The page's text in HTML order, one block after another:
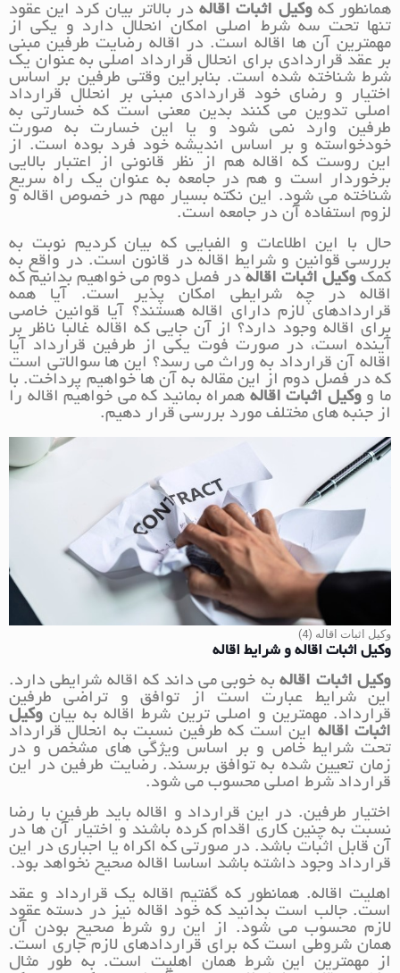
همانطور کهوکیل اثبات اقالهدر بالاتر بیان کرد این عقود
تنها تحت سه شرط اصلی امکان انحلال دارد و یکی از
مهمترین آن ها اقاله است. در اقاله رضایت طرفین مبنی
بر عقد قراردادی برای انحلال قرارداد اصلی به عنوان یک
شرط شناخته شده است. بنابراین وقتی طرفین بر اساس
اختیار و رضای خود قراردادی مبنی بر انحلال قرارداد
اصلی تدوین می کنند بدین معنی است که خسارتی به
طرفین وارد نمی شود و یا این خسارت به صورت
خودخواسته و بر اساس اندیشه خود فرد بوده است. از
این روست که اقاله هم از نظر قانونی از اعتبار بالایی
برخوردار است و هم در جامعه به عنوان یک راه سریع
شناخته می شود. این نکته بسیار مهم در خصوص اقاله و
لزوم استفاده آن در جامعه است.
حال با این اطلاعات و الفبایی که بیان کردیم نوبت به
بررسی قوانین و شرایط اقاله در قانون است. در واقع به
کمکوکیل اثبات اقاله در فصل دوم می خواهیم بدانیم که
اقاله در چه شرایطی امکان پذیر است. آیا همه
قراردادهای لازم دارای اقاله هستند؟ آیا قوانین خاصی
برای اقاله وجود دارد؟ از آن جایی که اقاله غالبا ناظر بر
آینده است، در صورت فوت یکی از طرفین قرارداد آیا
اقاله آن قرارداد به وراث می رسد؟ این ها سوالاتی است
که در فصل دوم از این مقاله به آن ها خواهیم پرداخت. با
ما ووکیل اثبات اقاله همراه بمانید که می خواهیم اقاله را
از جنبه های مختلف مورد بررسی قرار دهیم.
وکیل اثبات اقاله (4)
وکیل اثبات اقاله و شرایط اقاله
وکیل اثبات اقالهبه خوبی می داند که اقاله شرایطی دارد.
این شرایط عبارت است از توافق و تراضی طرفین
قرارداد. مهمترین و اصلی ترین شرط اقاله به بیان وکیل
اثبات اقاله این است که طرفین نسبت به انحلال قرارداد
تحت شرایط خاص و بر اساس ویژگی های مشخص و در
زمان تعیین شده به توافق برسند. رضایت طرفین در این
قرارداد شرط اصلی محسوب می شود.
اختیار طرفین. در این قرارداد و اقاله باید طرفین با رضا
نسبت به چنین کاری اقدام کرده باشند و اختیار آن ها در
آن قابل اثبات باشد. در صورتی که اکراه یا اجباری در این
قرارداد وجود داشته باشد اساسا اقاله صحیح نخواهد بود.
اهلیت اقاله. همانطور که گفتیم اقاله یک قرارداد و عقد
است. جالب است بدانید که خود اقاله نیز در دسته عقود
لازم محسوب می شود. از این رو شرط صحیح بودن آن
همان شروطی است که برای قراردادهای لازم جاری است.
از مهمترین این شرط همان اهلیت است. به طور مثال